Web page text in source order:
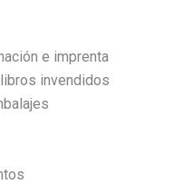
e imprenta
invendidos